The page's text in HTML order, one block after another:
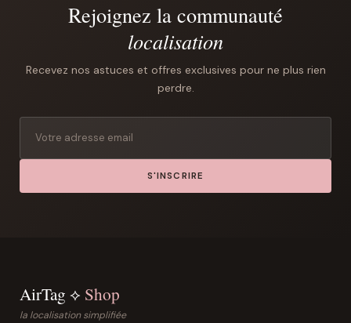
Rejoignez la communauté
localisation
Recevez nos astuces et offres exclusives pour ne plus rien
perdre.
S'INSCRIRE
AirTag ⟡ Shop
la localisation simplifiée